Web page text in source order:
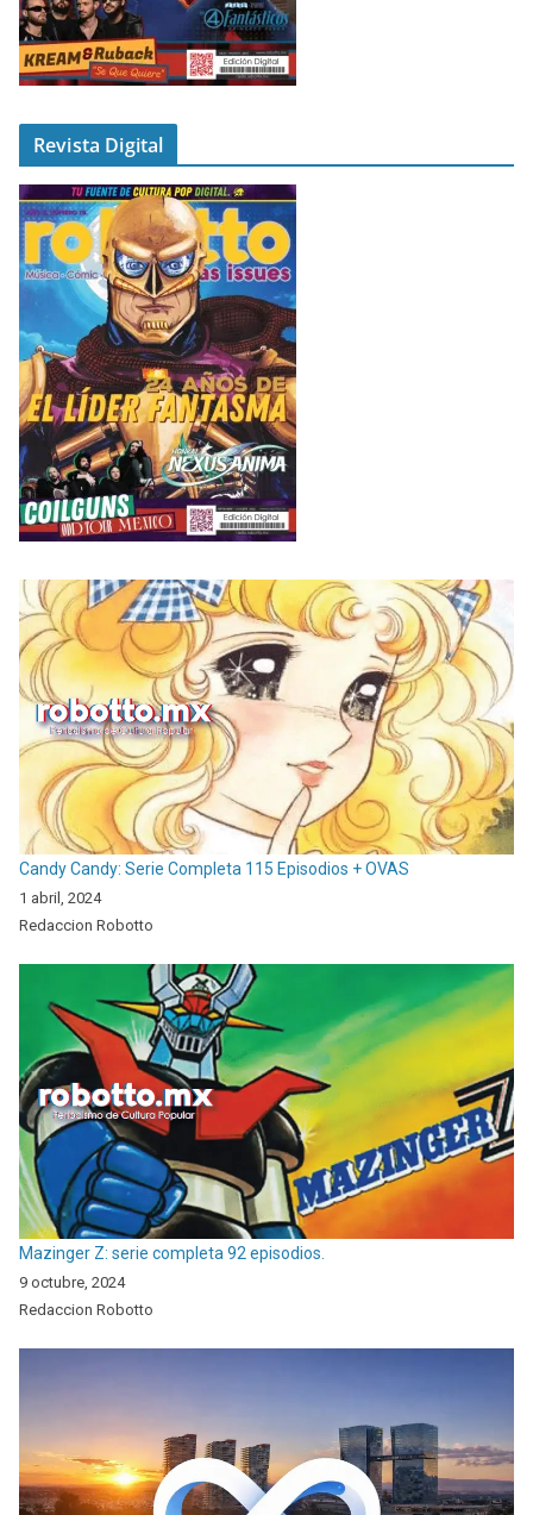
Revista Digital
Candy Candy: Serie Completa 115 Episodios + OVAS
1 abril, 2024
Redaccion Robotto
Mazinger Z: serie completa 92 episodios.
9 octubre, 2024
Redaccion Robotto